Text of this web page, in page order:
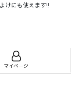
けにも使えます!!
マイページ